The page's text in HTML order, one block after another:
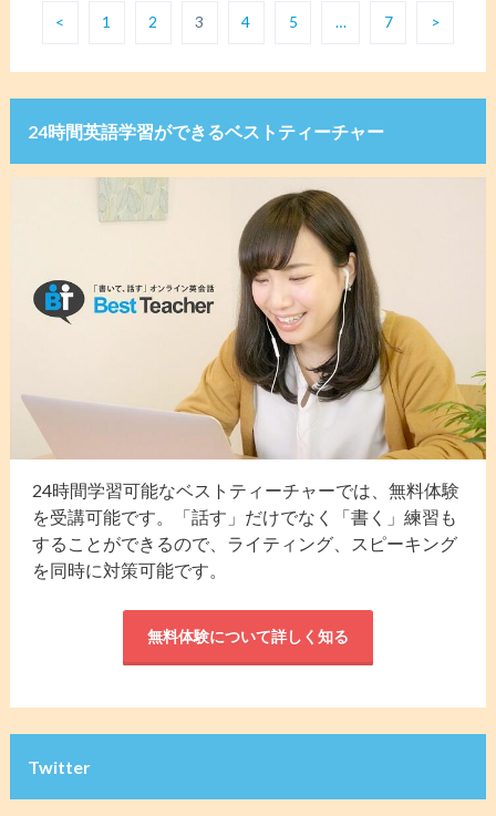
< 1 2 3 4 5 … 7 >
24時間英語学習ができるベストティーチャー
24時間学習可能なベストティーチャーでは、無料体験
を受講可能です。「話す」だけでなく「書く」練習も
することができるので、ライティング、スピーキング
を同時に対策可能です。
無料体験について詳しく知る
Twitter